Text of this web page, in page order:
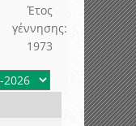
Έτος
γέννησης:
1973